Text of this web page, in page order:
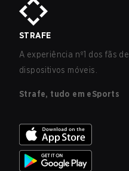
STRAFE
A experiência nº1 dos fãs
dispositivos móveis.
Strafe, tudo em eSports